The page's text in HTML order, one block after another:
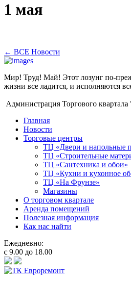
1 мая
← ВСЕ Новости
Мир! Труд! Май! Этот лозунг по-
жизни все ладится, и исполняются
Администрация Торгового
Главная
Новости
Торговые центры
ТЦ «Двери и напольные
ТЦ «Строительные
ТЦ «Сантехника и обои»
ТЦ «Кухни и кухонное
ТЦ «На Фрунзе»
Магазины
О торговом квартале
Аренда помещений
Полезная информация
Как нас найти
Ежедневно:
с 9.00 до 18.00